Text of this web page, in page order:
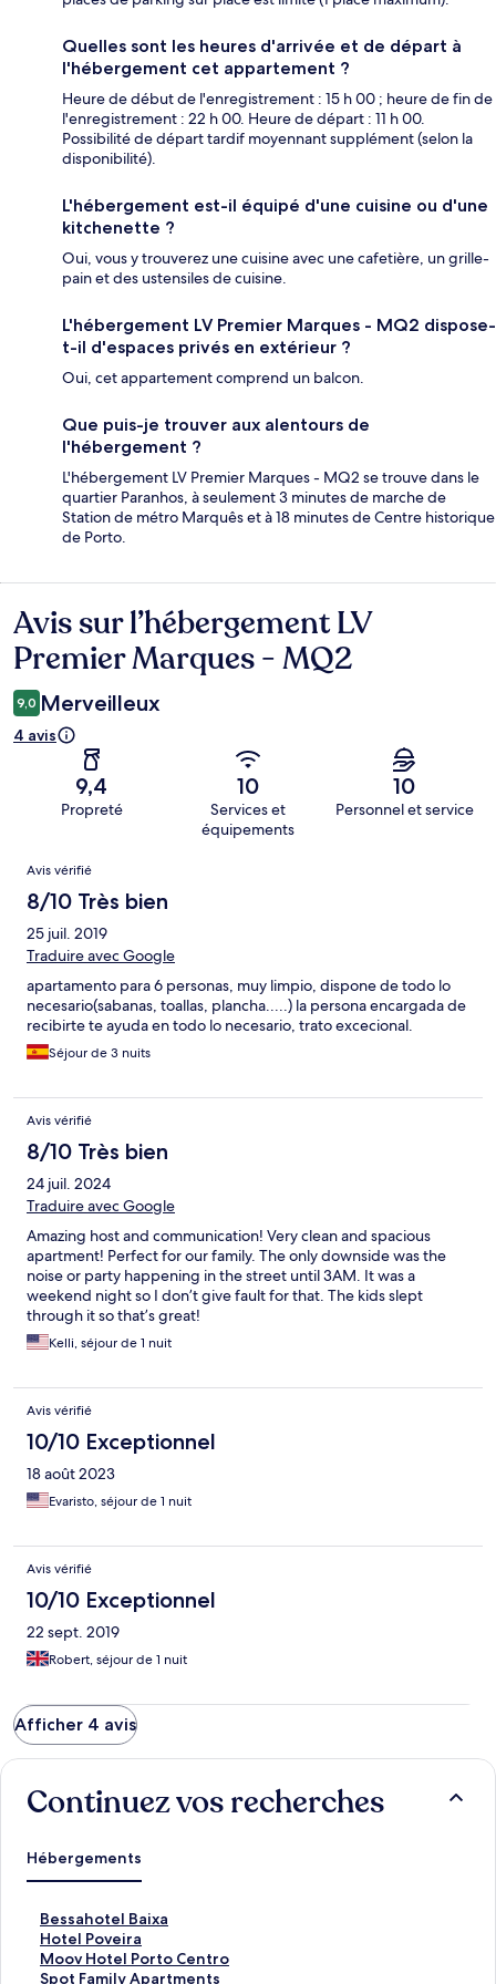
Quelles sont les heures d'arrivée et de départ à
l'hébergement cet appartement ?
Heure de début de l'enregistrement : 15 h 00 ; heure de fin de
l'enregistrement : 22 h 00. Heure de départ : 11 h 00.
Possibilité de départ tardif moyennant supplément (selon la
disponibilité).
L'hébergement est-il équipé d'une cuisine ou d'une
kitchenette ?
Oui, vous y trouverez une cuisine avec une cafetière, un grille-
pain et des ustensiles de cuisine.
L'hébergement LV Premier Marques - MQ2 dispose-
t-il d'espaces privés en extérieur ?
Oui, cet appartement comprend un balcon.
Que puis-je trouver aux alentours de
l'hébergement ?
L'hébergement LV Premier Marques - MQ2 se trouve dans le
quartier Paranhos, à seulement 3 minutes de marche de
Station de métro Marquês et à 18 minutes de Centre historique
de Porto.
Avis
Avis sur l’hébergement LV
Premier Marques - MQ2
9,0 Merveilleux
4 avis
9,4
Propreté
10
Services et
équipements
10
Personnel et service
Avis
Avis vérifié
8/10 Très bien
25 juil. 2019
Traduire avec Google
apartamento para 6 personas, muy limpio, dispone de todo lo
necesario(sabanas, toallas, plancha.....) la persona encargada de
recibirte te ayuda en todo lo necesario, trato excecional.
Séjour de 3 nuits
Avis vérifié
8/10 Très bien
24 juil. 2024
Traduire avec Google
Amazing host and communication! Very clean and spacious
apartment! Perfect for our family. The only downside was the
noise or party happening in the street until 3AM. It was a
weekend night so I don’t give fault for that. The kids slept
through it so that’s great!
Kelli, séjour de 1 nuit
Avis vérifié
10/10 Exceptionnel
18 août 2023
Evaristo, séjour de 1 nuit
Avis vérifié
10/10 Exceptionnel
22 sept. 2019
Robert, séjour de 1 nuit
Afficher 4 avis
Continuez vos recherches
Hébergements
Bessahotel Baixa
L
i
e
n
Hotel Poveira
L
i
e
Moov Hotel Porto Centro
L
iSpot Family Apartments
L